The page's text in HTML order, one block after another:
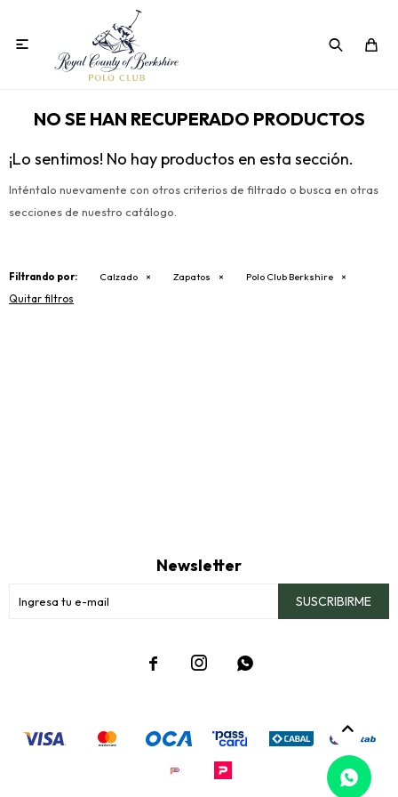

NO SE HAN RECUPERADO PRODUCTOS
¡Lo sentimos! No hay productos en esta sección.
Inténtalo nuevamente con otros criterios de filtrado o busca en otras
secciones de nuestro catálogo.
Filtrando por: Calzado Zapatos Polo Club Berkshire
Quitar filtros
Newsletter
SUSCRIBIRME
  